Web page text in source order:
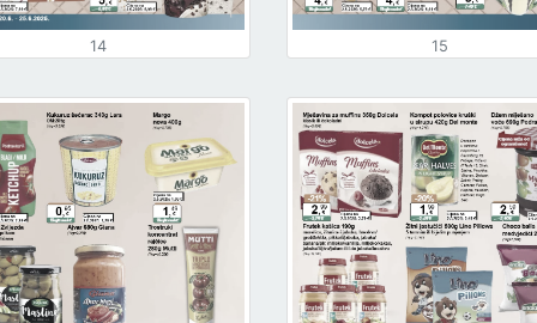
14 15